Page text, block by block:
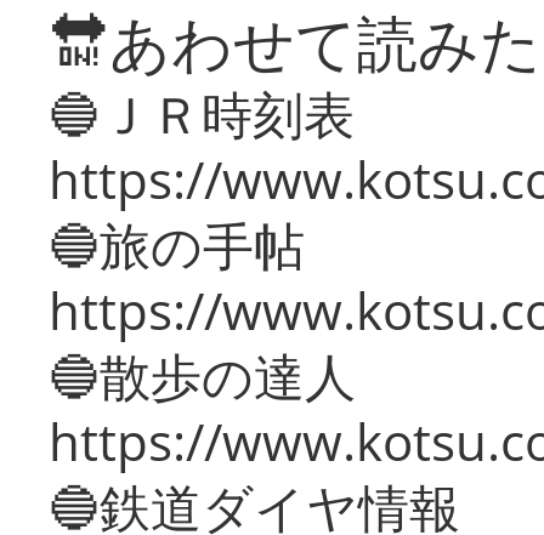
🔛あわせて読み
🔵ＪＲ時刻表
https://
🔵旅の手帖
https://
🔵散歩の達人
https://
🔵鉄道ダイヤ情報